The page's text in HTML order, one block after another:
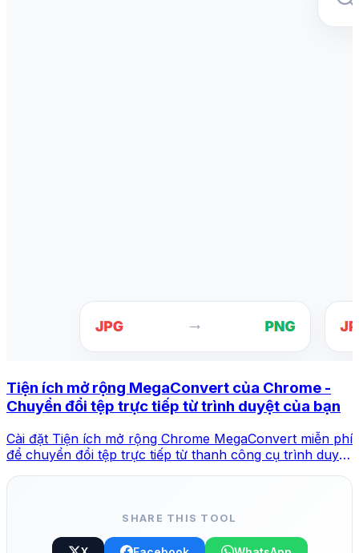
Tiện ích mở rộng MegaConvert của Chrome -
Chuyển đổi tệp trực tiếp từ trình duyệt của bạn
Cài đặt Tiện ích mở rộng Chrome MegaConvert miễn phí
để chuyển đổi tệp trực tiếp từ thanh công cụ trình duyệt
đổi, truy cập ngay vào tất cả các công cụ từ Chrome.
SHARE THIS TOOL